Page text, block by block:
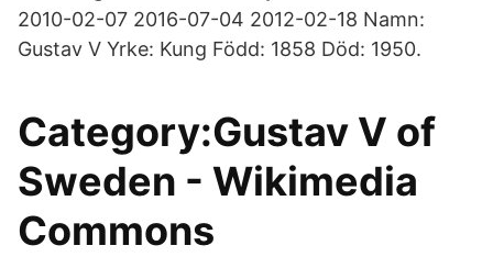
2010-02-07 2016-07-04 2012-02-18 Namn:
Gustav V Yrke: Kung Född: 1858 Död: 1950.
Category:Gustav V of
Sweden - Wikimedia
Commons